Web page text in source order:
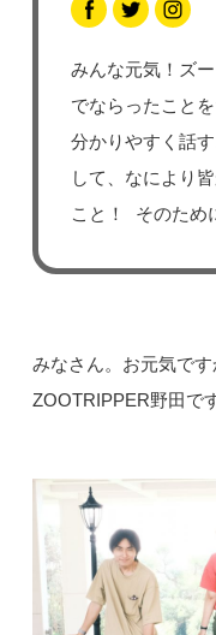
みんな元気！ズ
でならったこと
分かりやすく話
して、なにより
こと！ そのため
みなさん。お元気です
ZOOTRIPPER野田です